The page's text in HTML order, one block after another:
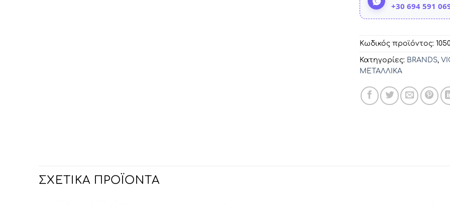
+30 694 591
Κωδικός προϊόντος:
Κατηγορίες: BRANDS,
ΜΕΤΑΛΛΙΚΑ
ΣΧΕΤΙΚΆ ΠΡΟΪΌΝΤΑ